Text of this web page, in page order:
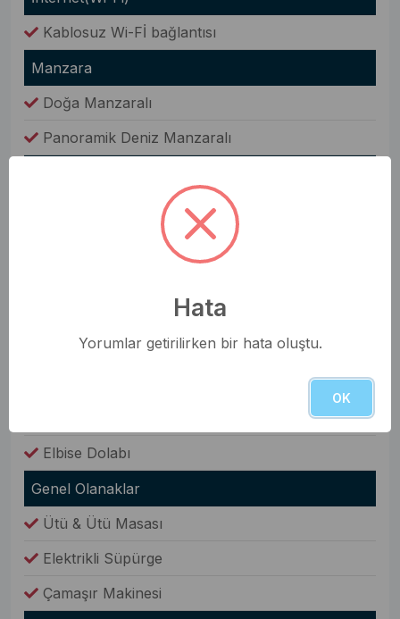
Kablosuz Wi-Fİ bağlantısı
Manzara
Doğa Manzaralı
Panoramik Deniz Manzaralı
Bahçe Yemek Masası
Saç Kurutma Makinesi
Elbise Dolabı
Genel Olanaklar
Ütü & Ütü Masası
Elektrikli Süpürge
Çamaşır Makinesi
Hata
Yorumlar getirilirken bir hata oluştu.
OK